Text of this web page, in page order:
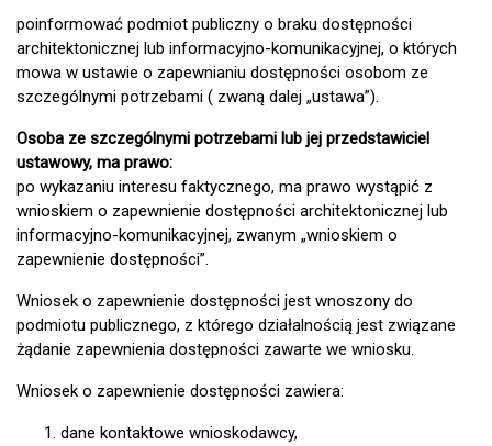
poinformować podmiot publiczny o braku dostępności
architektonicznej lub informacyjno-komunikacyjnej, o których
mowa w ustawie o zapewnianiu dostępności osobom ze
szczególnymi potrzebami ( zwaną dalej „ustawa”).
Osoba ze szczególnymi potrzebami lub jej przedstawiciel
ustawowy, ma prawo:
po wykazaniu interesu faktycznego, ma prawo wystąpić z
wnioskiem o zapewnienie dostępności architektonicznej lub
informacyjno-komunikacyjnej, zwanym „wnioskiem o
zapewnienie dostępności”.
Wniosek o zapewnienie dostępności jest wnoszony do
podmiotu publicznego, z którego działalnością jest związane
żądanie zapewnienia dostępności zawarte we wniosku.
Wniosek o zapewnienie dostępności zawiera:
dane kontaktowe wnioskodawcy,